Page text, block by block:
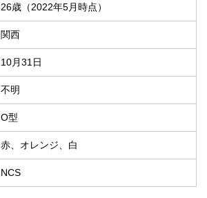
26歳（2022年5月時点）
関西
10月31日
不明
O型
赤、オレンジ、白
NCS